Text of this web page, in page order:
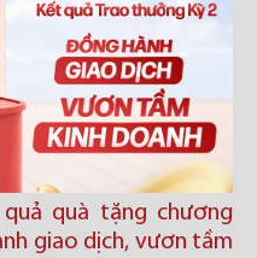
quà tặng chương
giao dịch, vươn tầm